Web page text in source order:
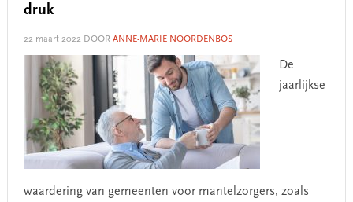
druk
22 maart 2022DOOR ANNE-MARIE NOORDENBOS
De
jaarlijkse
waardering van gemeenten voor mantelzorgers, zoals